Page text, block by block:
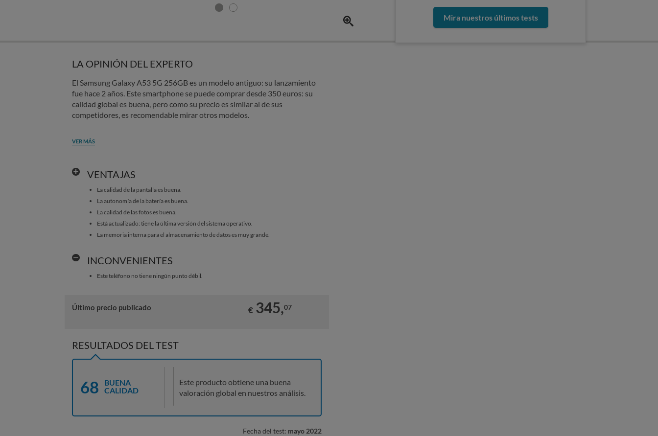
Mira nuestros últimos tests
LA OPINIÓN DEL EXPERTO
El Samsung Galaxy A53 5G 256GB es un modelo antiguo: su lanzamiento
fue hace 2 años. Este smartphone se puede comprar desde 350 euros: su
calidad global es buena, pero como su precio es similar al de sus
competidores, es recomendable mirar otros modelos.
VER MÁS
VENTAJAS
La calidad de la pantalla es buena.
La autonomía de la batería es buena.
La calidad de las fotos es buena.
Está actualizado: tiene la última versión del sistema operativo.
La memoria interna para el almacenamiento de datos es muy grande.
INCONVENIENTES
Este teléfono no tiene ningún punto débil.
Último precio publicado € 345,07
RESULTADOS DEL TEST
68
BUENA
CALIDAD
Este producto obtiene una buena
valoración global en nuestros análisis.
Fecha del test: mayo 2022